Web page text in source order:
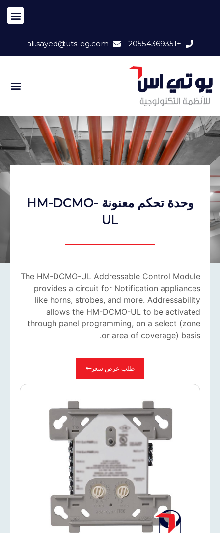
+20554369351
ali.sayed@uts-eg.com
وحدة تحكم معنونة HM-DCMO-
UL
The HM-DCMO-UL Addressable Control Module
provides a circuit for Notification appliances
like horns, strobes, and more. Addressability
allows the HM-DCMO-UL to be activated
through panel programming, on a select (zone
or area of coverage) basis.
طلب عرض سعر